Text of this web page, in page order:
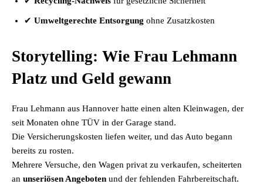
✔ Umweltgerechte Entsorgung ohne Zusatzkosten
Storytelling: Wie Frau Lehmann
Platz und Geld gewann
Frau Lehmann aus Hannover hatte einen alten Kleinwagen, der
seit Monaten ohne TÜV in der Garage stand.
Die Versicherungskosten liefen weiter, und das Auto begann
bereits zu rosten.
Mehrere Versuche, den Wagen privat zu verkaufen, scheiterten
an unseriösen Angeboten und der fehlenden Fahrbereitschaft.